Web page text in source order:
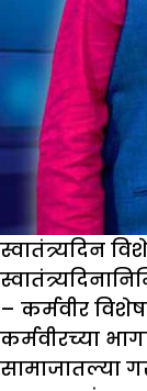
स्वातंत्र्यदिन
– कर्मवीर
कर्मवीरच्या
सामाजातल्या